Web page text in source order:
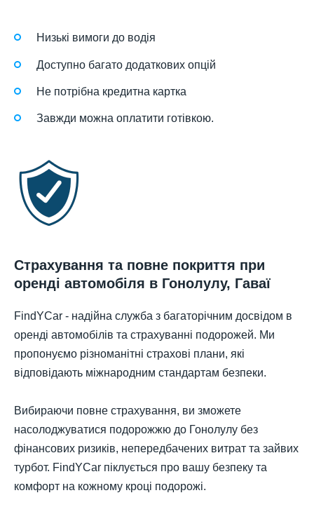
Низькі вимоги до водія
Доступно багато додаткових опцій
Не потрібна кредитна картка
Завжди можна оплатити готівкою.
Страхування та повне покриття при
оренді автомобіля в Гонолулу, Гаваї
FindYCar - надійна служба з багаторічним досвідом в
оренді автомобілів та страхуванні подорожей. Ми
пропонуємо різноманітні страхові плани, які
відповідають міжнародним стандартам безпеки.
Вибираючи повне страхування, ви зможете
насолоджуватися подорожжю до Гонолулу без
фінансових ризиків, непередбачених витрат та зайвих
турбот. FindYCar піклується про вашу безпеку та
комфорт на кожному кроці подорожі.